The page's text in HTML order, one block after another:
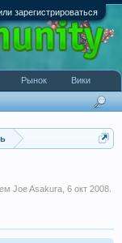
зарегистрироваться
Joe Asakura 6 окт 2008
Рынок Вики